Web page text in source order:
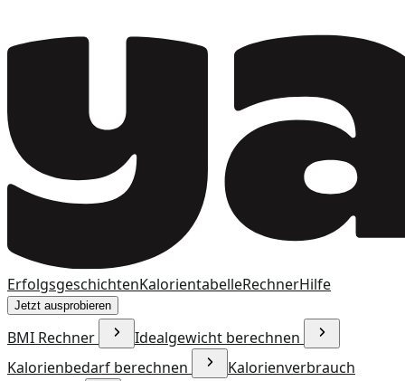
ErfolgsgeschichtenKalorientabelleRechnerHilfe
Jetzt ausprobieren
BMI Rechner
Idealgewicht berechnen
Kalorienbedarf berechnen
Kalorienverbrauch